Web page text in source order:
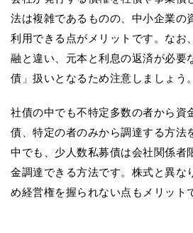
法は複雑であるものの、中小企業の
利用できる点がメリットです。なお
融と違い、元本と利息の返済が必要
債」扱いとなるため注意しましょう。
社債の中でも不特定多数の者から資
債、特定の者のみから調達する方法
中でも、少人数私募債は会社関係者
金調達できる方法です。株式と異な
め経営権を握られない点もメリット